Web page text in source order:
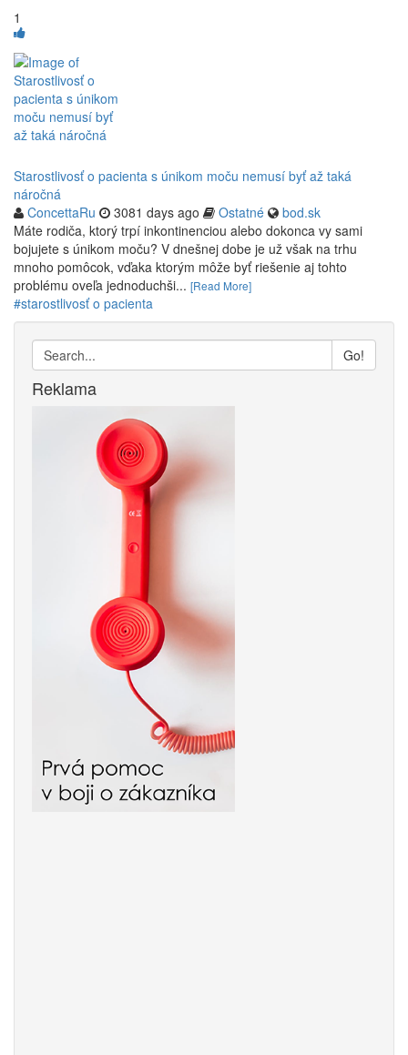
1
Starostlivosť o pacienta s únikom moču nemusí byť až taká
náročná
ConcettaRu
3081 days ago Ostatné
bod.sk
Máte rodiča, ktorý trpí inkontinenciou alebo dokonca vy sami
bojujete s únikom moču? V dnešnej dobe je už však na trhu
mnoho pomôcok, vďaka ktorým môže byť riešenie aj tohto
problému oveľa jednoduchši... [Read More]
#starostlivosť o pacienta
Go!
Reklama